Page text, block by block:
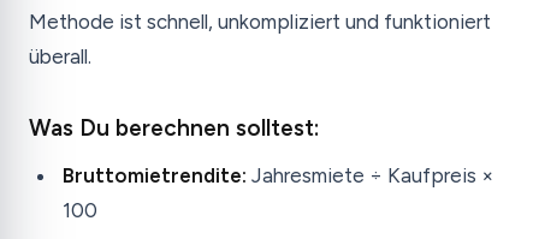
Methode ist schnell, unkompliziert und funktioniert
überall.
Was Du berechnen solltest:
Bruttomietrendite: Jahresmiete ÷ Kaufpreis ×
100